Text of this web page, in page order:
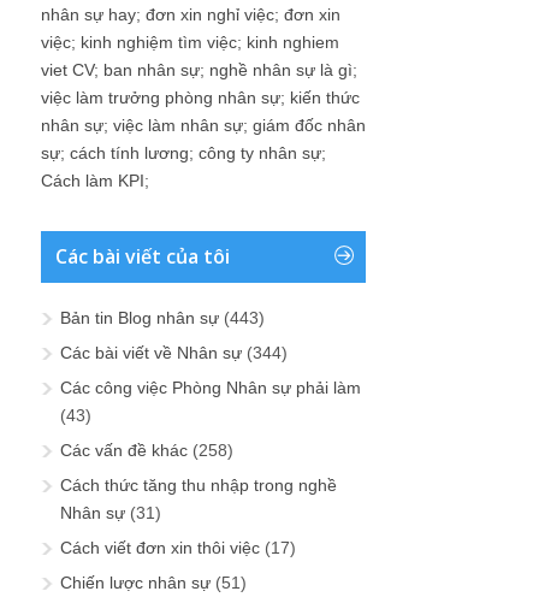
nhân sự hay; đơn xin nghỉ việc; đơn xin
việc; kinh nghiệm tìm việc; kinh nghiem
viet CV; ban nhân sự; nghề nhân sự là gì;
việc làm trưởng phòng nhân sự; kiến thức
nhân sự; việc làm nhân sự; giám đốc nhân
sự; cách tính lương; công ty nhân sự;
Cách làm KPI;
Các bài viết của tôi
Bản tin Blog nhân sự (443)
Các bài viết về Nhân sự (344)
Các công việc Phòng Nhân sự phải làm
(43)
Các vấn đề khác (258)
Cách thức tăng thu nhập trong nghề
Nhân sự (31)
Cách viết đơn xin thôi việc (17)
Chiến lược nhân sự (51)